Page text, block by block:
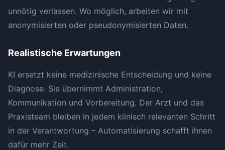
unnötig verlassen. Wo möglich, arbeiten wir mit
anonymisierten oder pseudonymisierten Daten.
Realistische Erwartungen
KI ersetzt keine medizinische Entscheidung und keine
Diagnose. Sie übernimmt Administration,
Kommunikation und Vorbereitung. Der Arzt und das
Praxisteam bleiben in jedem klinisch relevanten Schritt
in der Verantwortung – Automatisierung schafft ihnen
dafür mehr Zeit.